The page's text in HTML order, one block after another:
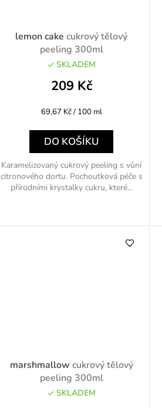
lemon cakecukrový tělový
peeling 300ml
SKLADEM
209 Kč
Měrná
69,67 Kč / 100 ml
DO KOŠÍKU
Karamelizovaný cukrový peeling s vůní
citronového dortu. Pochoutková péče s
přírodními krystalky cukru, které...
marshmallow cukrový tělový
peeling 300ml
SKLADEM